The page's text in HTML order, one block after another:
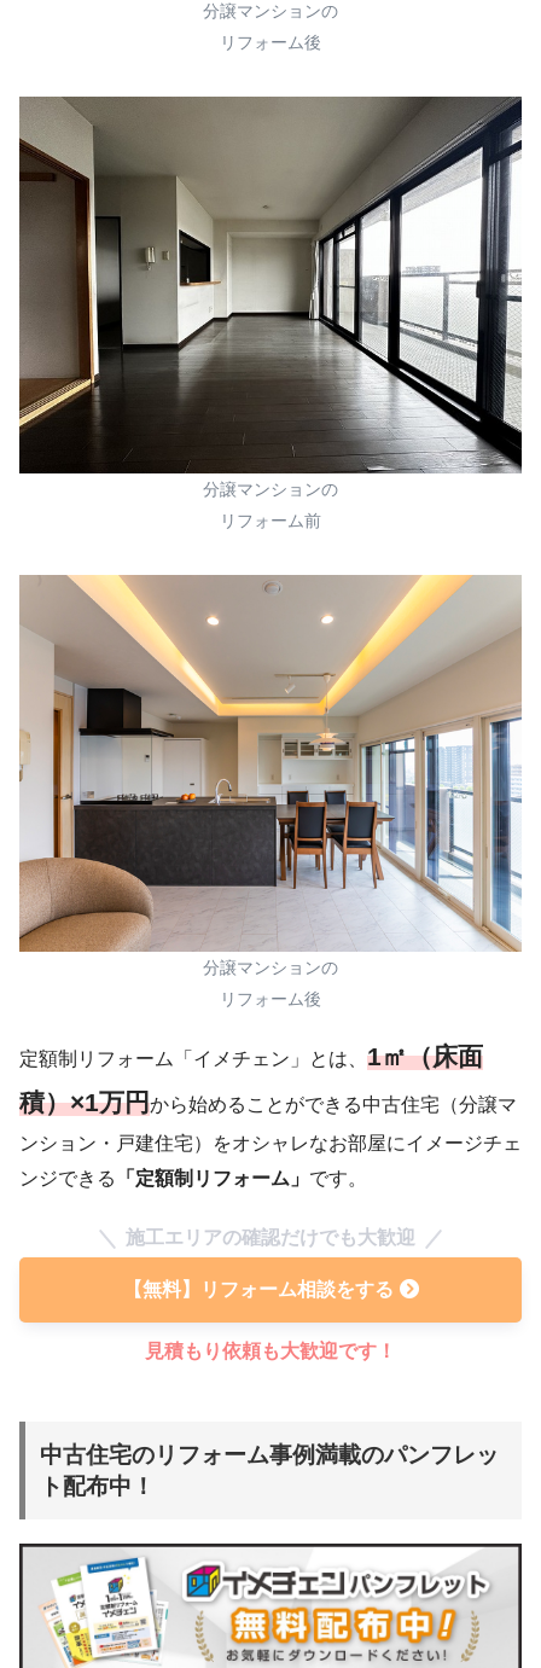
分譲マンションの
リフォーム後
分譲マンションの
リフォーム前
分譲マンションの
リフォーム後
定額制リフォーム「イメチェン」とは、 1㎡（床面
積）×1万円から始めることができる中古住宅（分譲マ
ンション・戸建住宅）をオシャレなお部屋にイメージチェ
ンジできる
「定額制リフォーム」 です。
施工エリアの確認だけでも大歓迎
【無料】リフォーム相談をする
見積もり依頼も大歓迎です！
中古住宅のリフォーム事例満載のパンフレッ
ト配布中！